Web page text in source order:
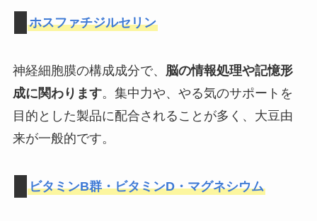
ホスファチジルセリン
神経細胞膜の構成成分で、
脳の情報処理や記憶形
成に関わります。集中力や、やる気のサポートを
目的とした製品に配合されることが多く、大豆由
来が一般的です。
ビタミンB群・ビタミンD・マグネシウム